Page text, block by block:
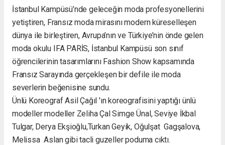
İstanbul Kampüsü’nde geleceğin moda profesyonellerini
yetiştiren, Fransız moda mirasını modern küreselleşen
dünya ile birleştiren, Avrupa’nın ve Türkiye’nin önde gelen
moda okulu IFA PARİS, İstanbul Kampüsü son sınıf
öğrencilerinin tasarımlarını Fashion Show kapsamında
Fransız Sarayında gerçekleşen bir defile ile moda
severlerin beğenisine sundu.
Ünlü Koreograf Asil Çağıl 'ın koreografisini yaptığı ünlü
modeller modeller Zeliha Çal Simge Ünal, Seviye İkbal
Tulgar, Derya Ekşioğlu,Turkan Geyik, Oğulşat Gagşalova,
Melissa Aslan gibi tacli guzeller poduma cıktı.